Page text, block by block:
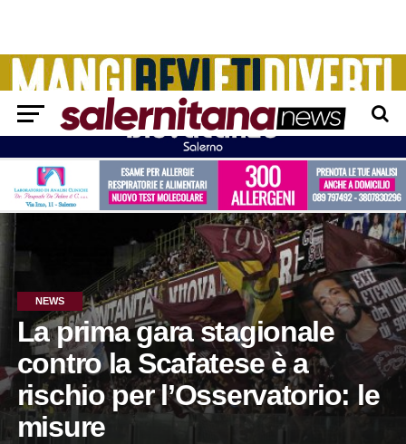
NEWS
La prima gara stagionale
contro la Scafatese è a
rischio per l’Osservatorio: le
misure